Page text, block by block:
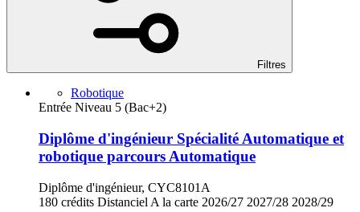
Filtres
Robotique
Entrée Niveau 5 (Bac+2)
Diplôme d'ingénieur Spécialité Automatique et
robotique parcours Automatique
Diplôme d'ingénieur, CYC8101A
180 crédits Distanciel A la carte 2026/27 2027/28 2028/29